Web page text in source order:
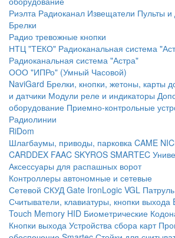
Риэлта Радиоканал Извещатели Пульты
Брелки
Радио тревожные кнопки
НТЦ "ТЕКО" Радиоканальная система
Радиоканальная система "Астра"
ООО "ИПРо" (Умный Часовой)
NaviGard Брелки, кнопки, жетоны, карты
и датчики Модули реле и индикаторы
оборудование Приемно-контрольные
Радиолинии
RiDom
Шлагбаумы, приводы, парковка CAME
CARDDEX FAAC SKYROS SMARTEC
Аксессуары для распашных ворот
Контроллеры автономные и сетевые
Сетевой СКУД Gate IronLogic VGL Патруль
Считыватели, клавиатуры, кнопки выхода
Touch Memory HID Биометрические
Кнопки выхода Устройства сбора карт